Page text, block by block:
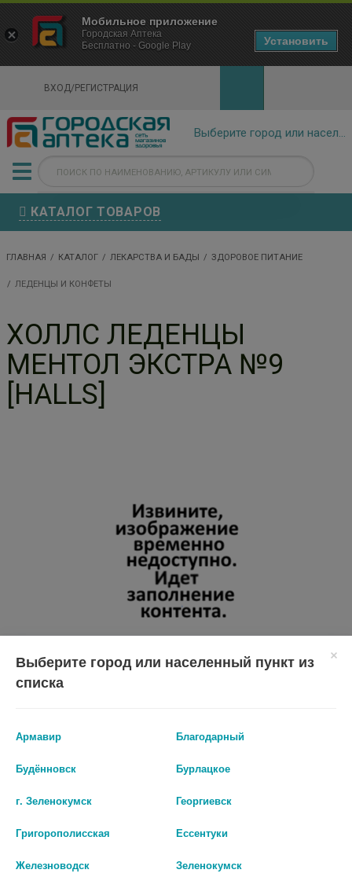
ВХОД/РЕГИСТРАЦИЯ
КАТАЛОГ ТОВАРОВ
ГЛАВНАЯ КАТАЛОГ ЛЕКАРСТВА И БАДЫ ЗДОРОВОЕ ПИТАНИЕ
ЛЕДЕНЦЫ И КОНФЕТЫ
ХОЛЛС ЛЕДЕНЦЫ
МЕНТОЛ ЭКСТРА №9
[HALLS]
Производитель оставляет за собой право изменять внешний вид и
60
Цены на сайте могут отличаться от цен в аптечных пунктах.
оформлении заказа.
×
Городская Аптека Маркетплейс
- In Google Play
Выберите город или населенный пункт из
списка
Армавир Благодарный
Будённовск Бурлацкое
г. Зеленокумск Георгиевск
Григорополисская Ессентуки
Железноводск Зеленокумск
Мобильное приложение
Городская Аптека
Бесплатно - Google Play
Установить